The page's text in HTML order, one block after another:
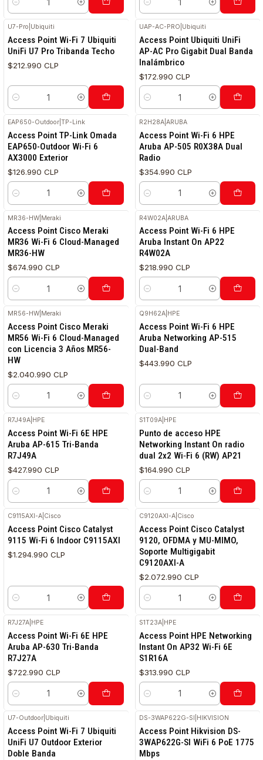
Cantidad Cantidad
U7-Pro Ubiquiti
Access Point Wi-Fi 7 Ubiquiti
UniFi U7 Pro Tribanda Techo
$212.990 CLP
Cantidad
UAP-AC-PRO Ubiquiti
Access Point Ubiquiti UniFi
AP-AC Pro Gigabit Dual Banda
Inalámbrico
$172.990 CLP
Cantidad
EAP650-Outdoor |TP-Link
Access Point TP-Link Omada
EAP650-Outdoor Wi-Fi 6
AX3000 Exterior
$126.990 CLP
Cantidad
R2H28A |ARUBA
Access Point Wi-Fi 6 HPE
Aruba AP-505 R0X38A Dual
Radio
$354.990 CLP
Cantidad
MR36-HW Meraki
Access Point Cisco Meraki
MR36 Wi-Fi 6 Cloud-Managed
MR36-HW
$674.990 CLP
Cantidad
R4W02A |ARUBA
Access Point Wi-Fi 6 HPE
Aruba Instant On AP22
R4W02A
$218.990 CLP
Cantidad
MR56-HW Meraki
Access Point Cisco Meraki
MR56 Wi-Fi 6 Cloud-Managed
con Licencia 3 Años MR56-
HW
$2.040.990 CLP
Cantidad
Q9H62A HPE
Access Point Wi-Fi 6 HPE
Aruba Networking AP-515
Dual-Band
$443.990 CLP
Cantidad
R7J49A HPE
Access Point Wi-Fi 6E HPE
Aruba AP-615 Tri-Banda
R7J49A
$427.990 CLP
Cantidad
S1T09A HPE
Punto de acceso HPE
Networking Instant On radio
dual 2x2 Wi‑Fi 6 (RW) AP21
$164.990 CLP
Cantidad
C9115AXI-A Cisco
Access Point Cisco Catalyst
9115 Wi-Fi 6 Indoor C9115AXI
$1.294.990 CLP
Cantidad
C9120AXI-A Cisco
Access Point Cisco Catalyst
9120, OFDMA y MU-MIMO,
Soporte Multigigabit
C9120AXI-A
$2.072.990 CLP
Cantidad
R7J27A HPE
Access Point Wi-Fi 6E HPE
Aruba AP-630 Tri-Banda
R7J27A
$722.990 CLP
Cantidad
S1T23A HPE
Access Point HPE Networking
Instant On AP32 Wi-Fi 6E
S1R16A
$313.990 CLP
Cantidad
U7-Outdoor Ubiquiti
Access Point Wi-Fi 7 Ubiquiti
UniFi U7 Outdoor Exterior
Doble Banda
DS-3WAP622G-SI HIKVISION
Access Point Hikvision DS-
3WAP622G-SI WiFi 6 PoE 1775
Mbps